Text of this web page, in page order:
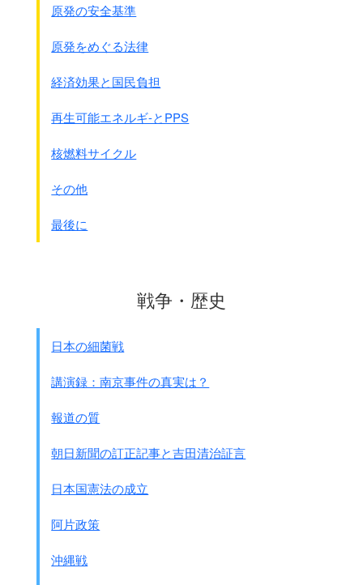
部長 村本金彌少佐
細菌とウイルス実験を通して、鼻疽、炭疽、伝染性貧血
伝染させる方法を確立した。
第1部 細菌戦の分野における調査業務、
将校20名、研究員30名、技術員50名が勤務
炭疽、鼻疽、牛疫、羊疫
山口実験手
平桜全作
家畜の病毒（鼻疽、羊痘、牛疫、炭疽）
第3課 実験動物の管理、繁殖
第4課 有機化学（毒薬）
第5課 植物－作物の病気
細菌戦準備の諸問題
40名から50名の人員
第4部 動物飼育
敷地 東西 1.5ｷﾛ
建物 敷地内に約100
死体焼却炉 3基
原発の安全基準
原発をめぐる法律
経済効果と国民負担
再生可能エネルギ-とPPS
核燃料サイクル
その他
最後に
戦争・歴史
日本の細菌戦
講演録：南京事件の真実は？
報道の質
朝日新聞の訂正記事と吉田清治証言
日本国憲法の成立
阿片政策
沖縄戦